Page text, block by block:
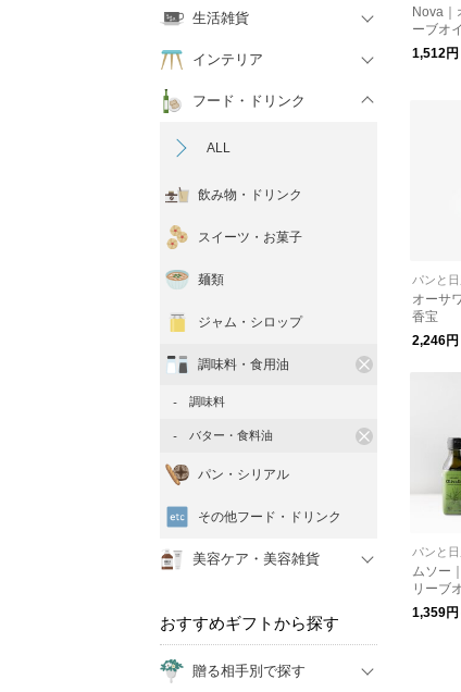
生活雑貨
インテリア
フード・ドリンク
ALL
飲み物・ドリンク
スイーツ・お菓子
麺類
ジャム・シロップ
調味料・食用油
調味料
バター・食料油
パン・シリアル
その他フード・ドリンク
美容ケア・美容雑貨
おすすめギフトから探す
贈る相手別で探す
Nova｜
ーブオ
1,512円
パンと
オーサ
香宝
2,246円
パンと
ムソー
リーブ
1,359円